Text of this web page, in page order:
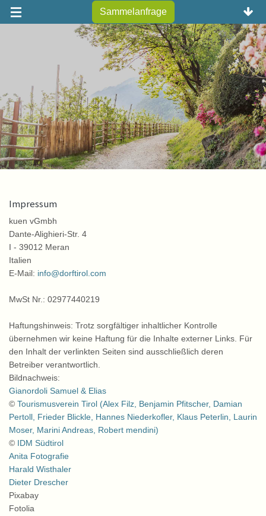
Sammelanfrage
Impressum
kuen vGmbh
Dante-Alighieri-Str. 4
I - 39012 Meran
Italien
E-Mail: info@dorftirol.com
MwSt Nr.: 02977440219
Haftungshinweis: Trotz sorgfältiger inhaltlicher Kontrolle
übernehmen wir keine Haftung für die Inhalte externer Links. Für
den Inhalt der verlinkten Seiten sind ausschließlich deren
Betreiber verantwortlich.
Bildnachweis:
Gianordoli Samuel & Elias
© Tourismusverein Tirol (Alex Filz, Benjamin Pfitscher, Damian
Pertoll, Frieder Blickle, Hannes Niederkofler, Klaus Peterlin, Laurin
Moser, Marini Andreas, Robert mendini)
© IDM Südtirol
Anita Fotografie
Harald Wisthaler
Dieter Drescher
Pixabay
Fotolia